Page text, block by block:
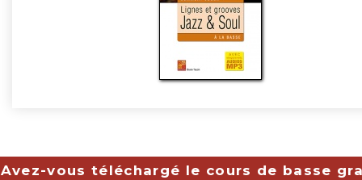
Avez-vous téléchargé le cours de basse